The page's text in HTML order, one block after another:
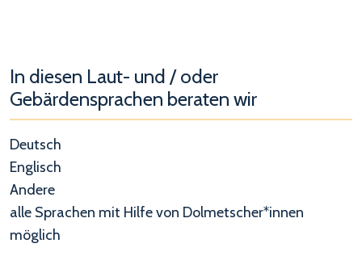
In diesen Laut- und / oder
Gebärdensprachen beraten wir
Deutsch
Englisch
Andere
alle Sprachen mit Hilfe von Dolmetscher*innen
möglich